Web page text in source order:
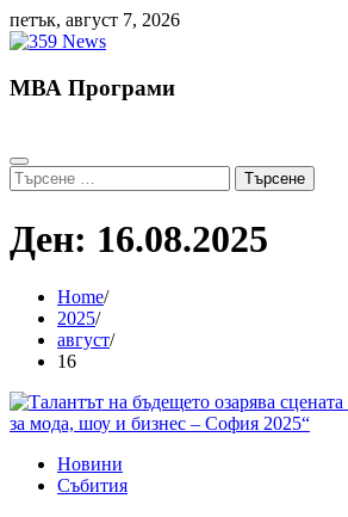
Skip
to
петък, август 7, 2026
МВА Програми
Търсене
за:
Ден: 16.08.2025
Home
2025
август
16
Новини
Събития